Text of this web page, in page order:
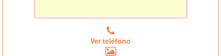
Ver teléfono